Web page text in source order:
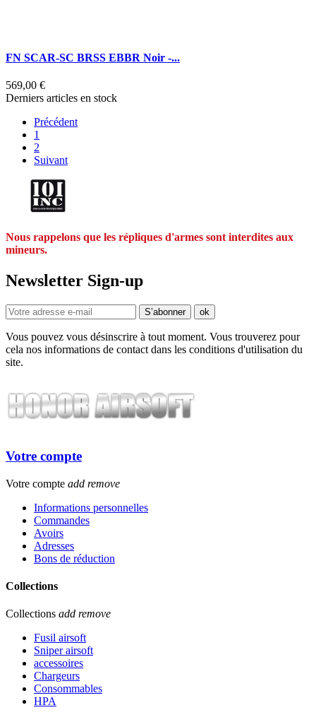
FN SCAR-SC BRSS EBBR Noir -...
569,00 €
Derniers articles en stock
Précédent
1
2
Suivant
Nous rappelons que les répliques d'armes sont interdites aux
mineurs.
Newsletter Sign-up
Vous pouvez vous désinscrire à tout moment. Vous trouverez pour
cela nos informations de contact dans les conditions d'utilisation du
site.
Votre compte
Votre compte add remove
Informations personnelles
Commandes
Avoirs
Adresses
Bons de réduction
Collections
Collections add remove
Fusil airsoft
Sniper airsoft
accessoires
Chargeurs
Consommables
HPA